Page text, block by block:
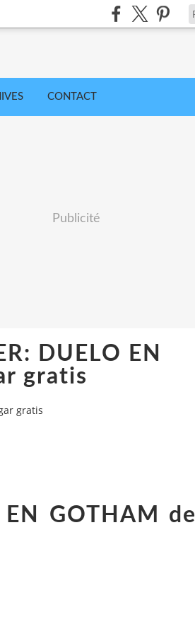
CONTACT
Publicité
DUELO EN
gratis
gratis
EN GOTHAM de